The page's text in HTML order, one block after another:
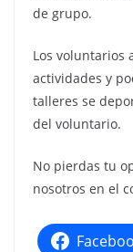
de grupo.
Los voluntarios
actividades y
talleres se
del voluntario.
No pierdas tu
nosotros en el